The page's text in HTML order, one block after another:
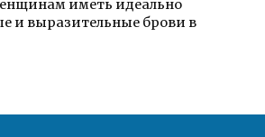
иметь идеально
и выразительные брови в